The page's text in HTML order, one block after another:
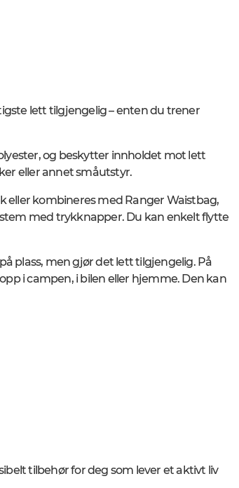
lett tilgjengelig – enten du trener
og beskytter innholdet mot lett
eller annet småutstyr.
eller kombineres med Ranger Waistbag,
med trykknapper. Du kan enkelt flytte
plass, men gjør det lett tilgjengelig. På
i campen, i bilen eller hjemme. Den kan
tilbehør for deg som lever et aktivt liv